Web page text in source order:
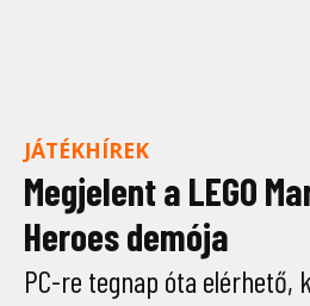
JÁTÉKHÍREK
Megjelent a LEGO
Heroes demója
PC-re tegnap óta elérhető,